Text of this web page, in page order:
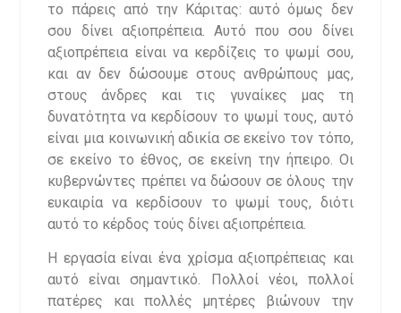
το πάρεις από την Κάριτας: αυτό όμως δεν
σου δίνει αξιοπρέπεια. Αυτό που σου δίνει
αξιοπρέπεια είναι να κερδίζεις το ψωμί σου,
και αν δεν δώσουμε στους ανθρώπους μας,
στους άνδρες και τις γυναίκες μας τη
δυνατότητα να κερδίσουν το ψωμί τους, αυτό
είναι μια κοινωνική αδικία σε εκείνο τον τόπο,
σε εκείνο το έθνος, σε εκείνη την ήπειρο. Οι
κυβερνώντες πρέπει να δώσουν σε όλους την
ευκαιρία να κερδίσουν το ψωμί τους, διότι
αυτό το κέρδος τούς δίνει αξιοπρέπεια.
Η εργασία είναι ένα χρίσμα αξιοπρέπειας και
αυτό είναι σημαντικό. Πολλοί νέοι, πολλοί
πατέρες και πολλές μητέρες βιώνουν την